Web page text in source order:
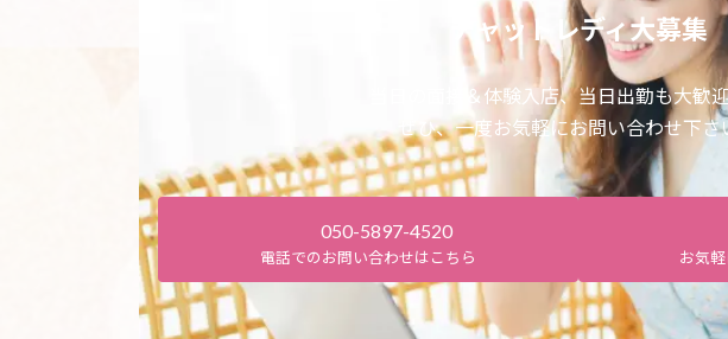
チャットレディ大募集
当日の面接＆体験入店、当日出勤も大歓
ぜひ、一度お気軽にお問い合わせ下さ
050-5897-4520
電話でのお問い合わせはこちら お気